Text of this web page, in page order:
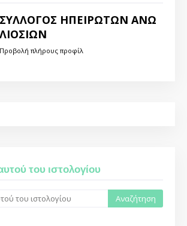
ΣΥΛΛΟΓΟΣ ΗΠΕΙΡΩΤΩΝ ΑΝΩ
ΛΙΟΣΙΩΝ
Προβολή πλήρους προφίλ
του ιστολογίου